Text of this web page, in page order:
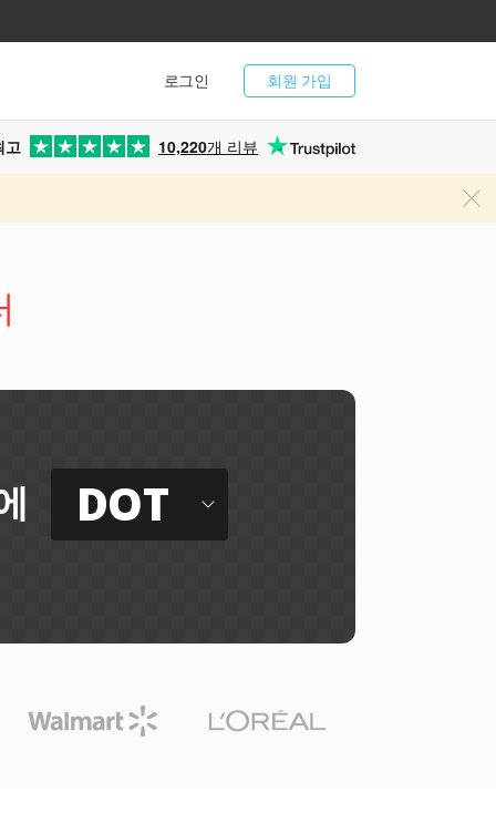
회원 가입
로그인
고 10,220개 리뷰
DOT